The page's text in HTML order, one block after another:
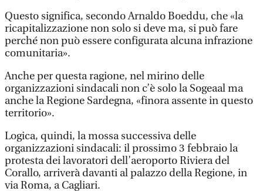
Questo significa, secondo Arnaldo Boeddu, che «la
ricapitalizzazione non solo si deve ma, si può fare
perché non può essere configurata alcuna infrazione
comunitaria».
Anche per questa ragione, nel mirino delle
organizzazioni sindacali non c’è solo la Sogeaal ma
anche la Regione Sardegna, «finora assente in questo
territorio».
Logica, quindi, la mossa successiva delle
organizzazioni sindacali: il prossimo 3 febbraio la
protesta dei lavoratori dell’aeroporto Riviera del
Corallo, arriverà davanti al palazzo della Regione, in
via Roma, a Cagliari.